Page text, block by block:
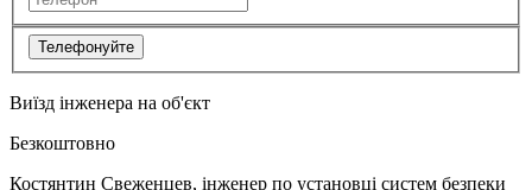
Телефонуйте
Виїзд інженера на об'єкт
Безкоштовно
Костянтин Свеженцев, інженер по установці систем безпеки